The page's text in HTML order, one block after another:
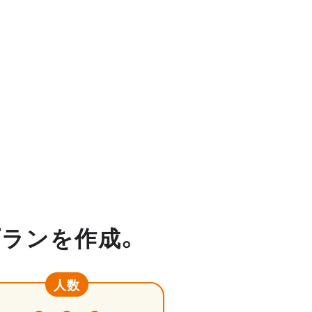
ンを作成。
人数